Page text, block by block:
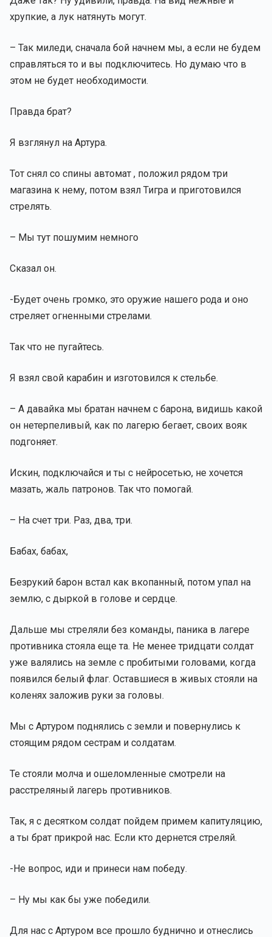
хрупкие, а лук натянуть могут.
– Так миледи, сначала бой начнем мы, а если не будем
справляться то и вы подключитесь. Но думаю что в
этом не будет необходимости.
Правда брат?
Я взглянул на Артура.
Тот снял со спины автомат , положил рядом три
магазина к нему, потом взял Тигра и приготовился
стрелять.
– Мы тут пошумим немного
Сказал он.
-Будет очень громко, это оружие нашего рода и оно
стреляет огненными стрелами.
Так что не пугайтесь.
Я взял свой карабин и изготовился к стельбе.
– А давайка мы братан начнем с барона, видишь какой
он нетерпеливый, как по лагерю бегает, своих вояк
подгоняет.
Искин, подключайся и ты с нейросетью, не хочется
мазать, жаль патронов. Так что помогай.
– На счет три. Раз, два, три.
Бабах, бабах,
Безрукий барон встал как вкопанный, потом упал на
землю, с дыркой в голове и сердце.
Дальше мы стреляли без команды, паника в лагере
противника стояла еще та. Не менее тридцати солдат
уже валялись на земле с пробитыми головами, когда
появился белый флаг. Оставшиеся в живых стояли на
коленях заложив руки за головы.
Мы с Артуром поднялись с земли и повернулись к
стоящим рядом сестрам и солдатам.
Те стояли молча и ошеломленные смотрели на
расстреляный лагерь противников.
Так, я с десятком солдат пойдем примем капитуляцию,
а ты брат прикрой нас. Если кто дернется стреляй.
-Не вопрос, иди и принеси нам победу.
– Ну мы как бы уже победили.
Для нас с Артуром все прошло буднично и отнеслись